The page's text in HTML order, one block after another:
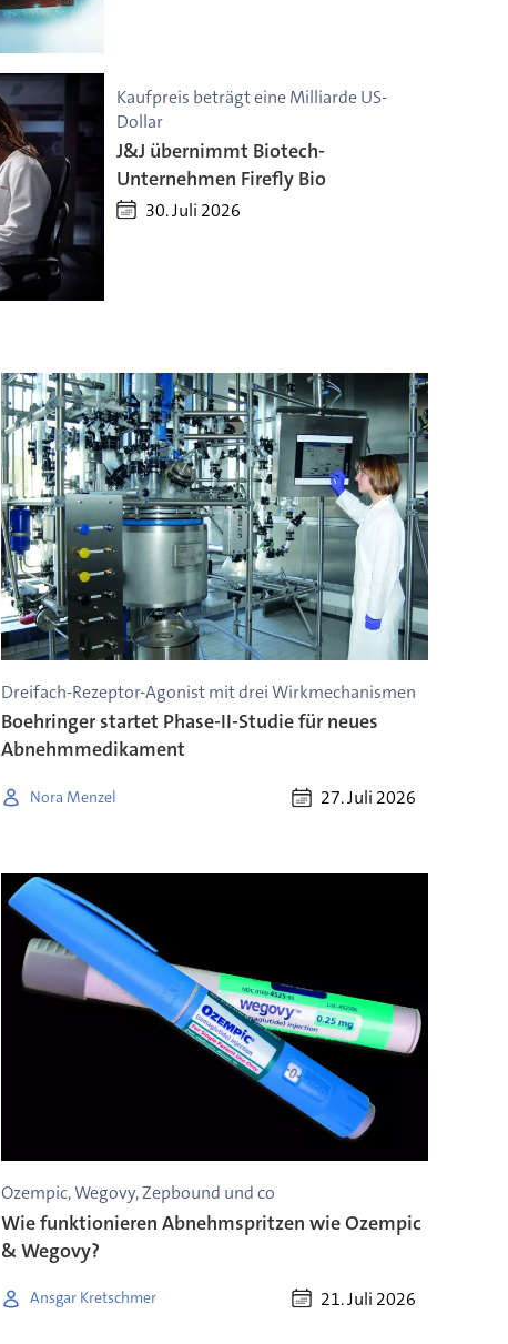
Kaufpreis beträgt eine Milliarde US-
Dollar
J&J übernimmt Biotech-
Unternehmen Firefly Bio
30. Juli 2026
Dreifach-Rezeptor-Agonist mit drei Wirkmechanismen
Boehringer startet Phase-II-Studie für neues
Abnehmmedikament
Nora Menzel 27. Juli 2026
Ozempic, Wegovy, Zepbound und co
Wie funktionieren Abnehmspritzen wie Ozempic
& Wegovy?
Ansgar Kretschmer 21. Juli 2026